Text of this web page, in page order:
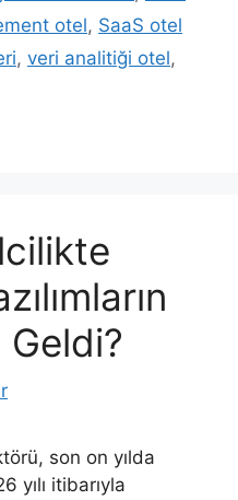
otel, SaaS otel
, veri analitiği otel,
son on yılda
yılı itibarıyla